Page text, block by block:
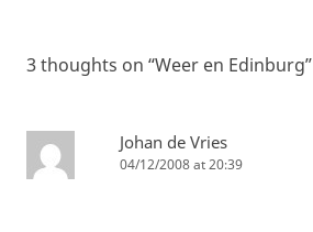
3 thoughts on “Weer en Edinburg”
Johan de Vries
04/12/2008 at 20:39